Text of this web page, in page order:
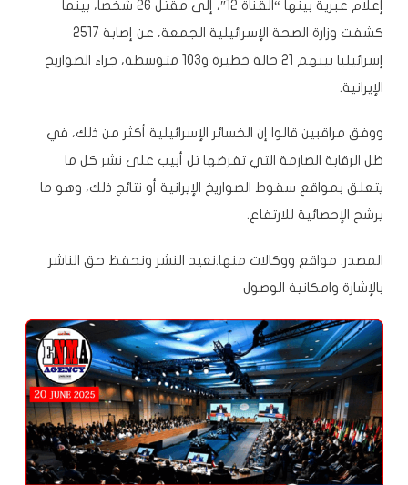
إعلام عبرية بينها “القناة 12″، إلى مقتل 26 شخصا، بينما
كشفت وزارة الصحة الإسرائيلية الجمعة، عن إصابة 2517
إسرائيليا بينهم 21 حالة خطيرة و103 متوسطة، جراء الصواريخ
الإيرانية.
ووفق مراقبين قالوا إن الخسائر الإسرائيلية أكثر من ذلك، في
ظل الرقابة الصارمة التي تفرضها تل أبيب على نشر كل ما
يتعلق بمواقع سقوط الصواريخ الإيرانية أو نتائج ذلك، وهو ما
يرشح الإحصائية للارتفاع.
المصدر: مواقع ووكالاتمنها.نعيد النشر ونحفظ حق الناشر
بالإشارة وامكانية الوصول